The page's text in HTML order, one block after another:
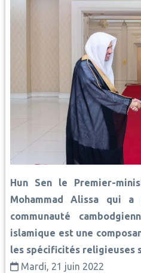
Hun Sen le Premier-
Mohammad Alissa qui
communauté
islamique est une
les spécificités religieuses
Mardi, 21 juin 2022